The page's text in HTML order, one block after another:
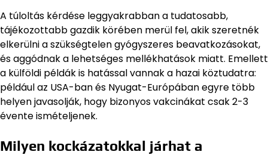
A túloltás kérdése leggyakrabban a tudatosabb,
tájékozottabb gazdik körében merül fel, akik szeretnék
elkerülni a szükségtelen gyógyszeres beavatkozásokat,
és aggódnak a lehetséges mellékhatások miatt. Emellett
a külföldi példák is hatással vannak a hazai köztudatra:
például az USA-ban és Nyugat-Európában egyre több
helyen javasolják, hogy bizonyos vakcinákat csak 2-3
évente ismételjenek.
Milyen kockázatokkal járhat a